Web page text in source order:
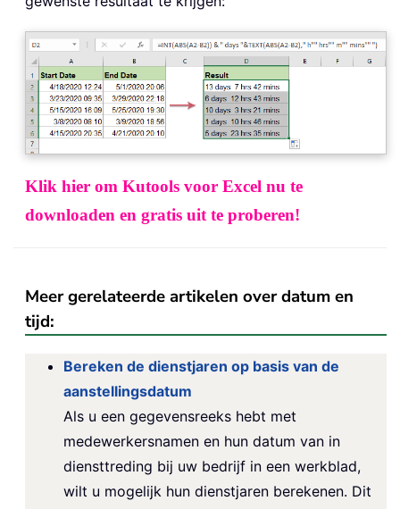
Klik hier om Kutools voor Excel nu te
downloaden en gratis uit te proberen!
Meer gerelateerde artikelen over datum en
tijd:
Bereken de dienstjaren op basis van de
aanstellingsdatum
Als u een gegevensreeks hebt met
medewerkersnamen en hun datum van in
diensttreding bij uw bedrijf in een werkblad,
wilt u mogelijk hun dienstjaren berekenen. Dit